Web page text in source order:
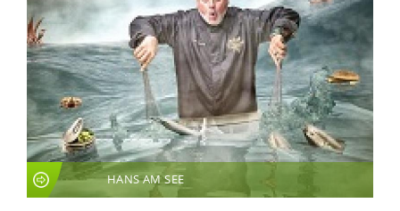
HANS AM SEE